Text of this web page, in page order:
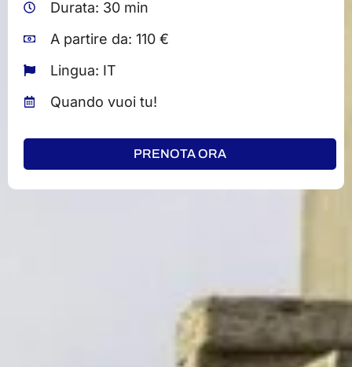
Durata: 30 min
A partire da: 110 €
Lingua: IT
Quando vuoi tu!
PRENOTA ORA